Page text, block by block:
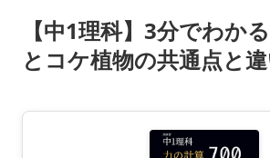
【中1理科】3分でわか
とコケ植物の共通点と